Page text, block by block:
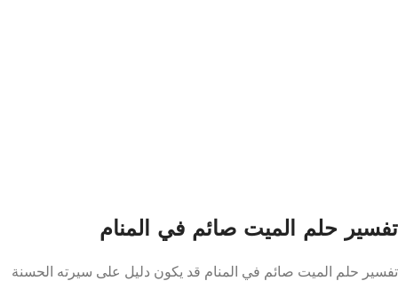
تفسير حلم الميت صائم في المنام
تفسير حلم الميت صائم في المنام قد يكون دليل على سيرته الحسنة